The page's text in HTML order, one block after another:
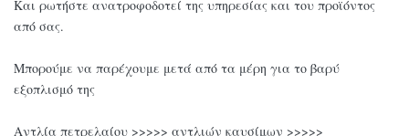
Και ρωτήστε ανατροφοδοτεί της υπηρεσίας και του προϊόντος
από σας.
Μπορούμε να παρέχουμε μετά από τα μέρη για το βαρύ
εξοπλισμό της
Αντλία πετρελαίου >>>>> αντλιών καυσίμων >>>>>